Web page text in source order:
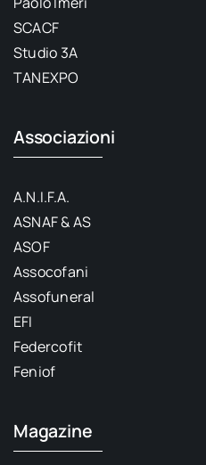
SCACF
Studio 3A
TANEXPO
Associazioni
A.N.I.F.A.
ASNAF & AS
ASOF
Assocofani
Assofuneral
EFI
Federcofit
Feniof
Magazine